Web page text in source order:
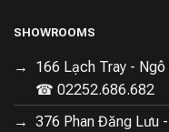
Động cơ DC
thấp
SHOWROOMS
166 Lạch Tray -
☎ 02252.686.682
376 Phan Đăng Lưu